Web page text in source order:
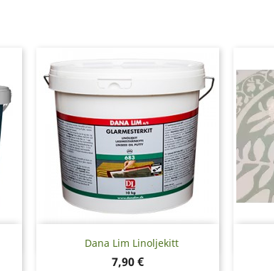
Dana Lim Linoljekitt
Pris
7,90 €
 Snabbvy